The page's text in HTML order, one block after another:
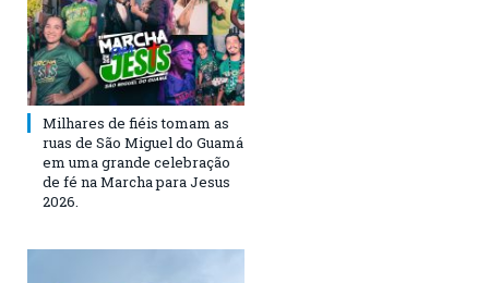
Milhares de fiéis tomam as
ruas de São Miguel do Guamá
em uma grande celebração
de fé na Marcha para Jesus
2026.